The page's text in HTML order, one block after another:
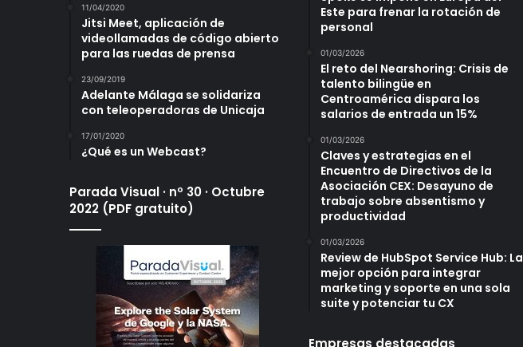
11/04/2020
Jitsi Meet, aplicación de
videollamadas de código abierto
para las ruedas de prensa
23/09/2019
Adelante Málaga se solidariza
con teleoperadoras de Unicaja
17/01/2020
¿Qué es un Webcast?
Parada Visual · nº 30 · Octubre
2022 (PDF gratuito)
Este para frenar la rotación de
personal
01/03/2026
El reto del Nearshoring: Crisis de
talento bilingüe en
Centroamérica dispara los
salarios de entrada un 15%
01/03/2026
Claves y estrategias en el
Encuentro de Directivos de la
Asociación CEX: Desayuno de
trabajo sobre absentismo y
productividad
01/03/2026
Review de HubSpot Service Hub: La
mejor opción para integrar
marketing y soporte en una sola
suite y potenciar tu CX